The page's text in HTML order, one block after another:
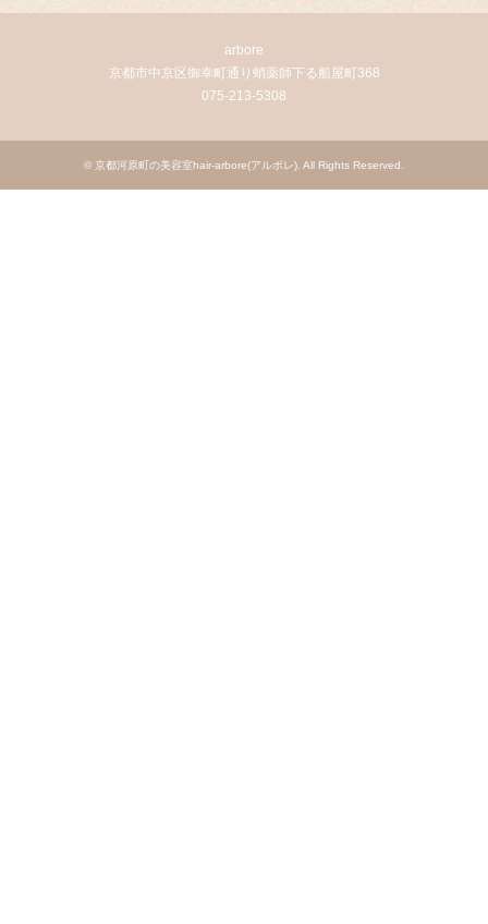
arbore
京都市中京区御幸町通り蛸薬師下る船屋町368
075-213-5308
© 京都河原町の美容室hair-arbore(アルボレ) . All Rights Reserved.